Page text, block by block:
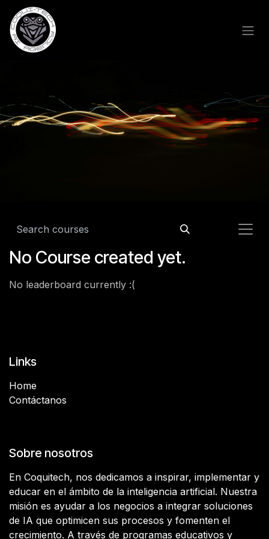
Skip to Content
No leaderboard currently :(
No Course created yet.
Links
Home
Contáctanos
Sobre nosotros
En Coquitech, nos dedicamos a inspirar, implementar y
educar en el ámbito de la inteligencia artificial. Nuestra
misión es ayudar a los negocios a integrar soluciones
de IA que optimicen sus procesos y fomenten el
crecimiento. A través de programas educativos y